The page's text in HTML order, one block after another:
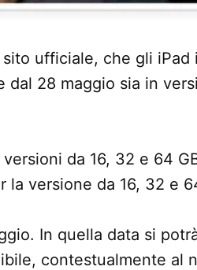
ufficiale, che gli iPad
dal 28 maggio sia in
da 16, 32 e 64
la versione da 16, 32 e
In quella data si
contestualmente al